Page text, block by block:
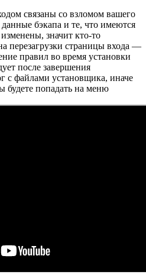
связаны со взломом вашего
бэкапа и те, что имеются
значит кто-то
перезагрузки страницы входа —
правил во время установки
после завершения
с файлами установщика, иначе
будете попадать на меню